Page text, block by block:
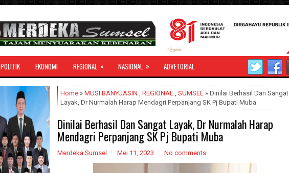
POLITIK EKONOMI REGIONAL » NASIONAL » ADVETORIAL
Home » MUSI BANYUASIN , REGIONAL , SUMSEL » Dinilai Berhasil Dan Sangat
Layak, Dr Nurmalah Harap Mendagri Perpanjang SK Pj Bupati Muba
Dinilai Berhasil Dan Sangat Layak, Dr Nurmalah Harap
Mendagri Perpanjang SK Pj Bupati Muba
Merdeka Sumsel Mei 11, 2023 No comments